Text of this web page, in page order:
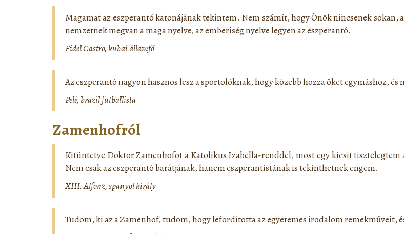
Magamat az eszperantó katonájának tekintem. Nem számít, hogy Önök nincsenek
nemzetnek megvan a maga nyelve, az emberiség nyelve legyen az eszperantó.
Fidel Castro, kubai államfő
Az eszperantó nagyon hasznos lesz a sportolóknak, hogy közebb hozza őket egymáshoz,
Pelé, brazil futballista
Zamenhofról
Kitüntetve Doktor Zamenhofot a Katolikus Izabella-renddel, most egy kicsit tisztelegtem
Nem csak az eszperantó barátjának, hanem eszperantistának is tekinthetnek engem.
XIII. Alfonz, spanyol király
Tudom, ki az a Zamenhof, tudom, hogy lefordította az egyetemes irodalom remekműveit,